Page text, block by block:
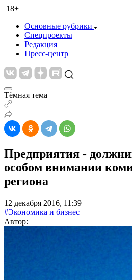
18+
Основные рубрики
Спецпроекты
Редакция
Пресс-центр
Тёмная тема
Предприятия -
особом внимании
региона
12 декабря 2016, 11:39
#Экономика и бизнес
Автор: